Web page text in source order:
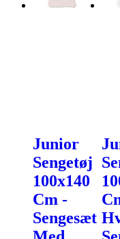
Junior
Sengetøj
100x140
Cm -
Sengesæt